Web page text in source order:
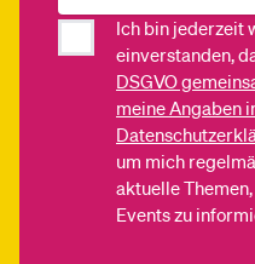
Ich bin jederzeit
einverstanden,
DSGVO
meine Angaben
um mich
aktuelle
Events zu